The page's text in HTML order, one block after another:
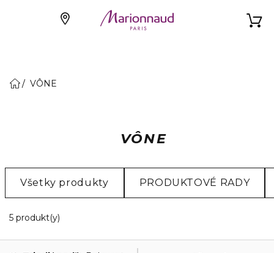
VÔNE
VÔNE
Všetky produkty PRODUKTOVÉ RADY
5 produkt(y)